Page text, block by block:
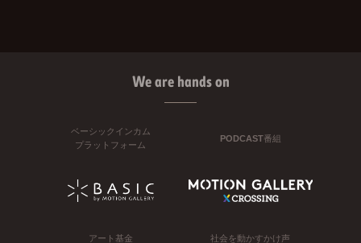
We are hands on
ベーシックインカム
プラットフォーム
PODCAST番組
アート基金 社会を動かすかけ声